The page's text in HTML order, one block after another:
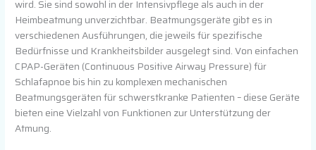
wird. Sie sind sowohl in der Intensivpflege als auch in der
Heimbeatmung unverzichtbar. Beatmungsgeräte gibt es in
verschiedenen Ausführungen, die jeweils für spezifische
Bedürfnisse und Krankheitsbilder ausgelegt sind. Von einfachen
CPAP-Geräten (Continuous Positive Airway Pressure) für
Schlafapnoe bis hin zu komplexen mechanischen
Beatmungsgeräten für schwerstkranke Patienten – diese Geräte
bieten eine Vielzahl von Funktionen zur Unterstützung der
Atmung.